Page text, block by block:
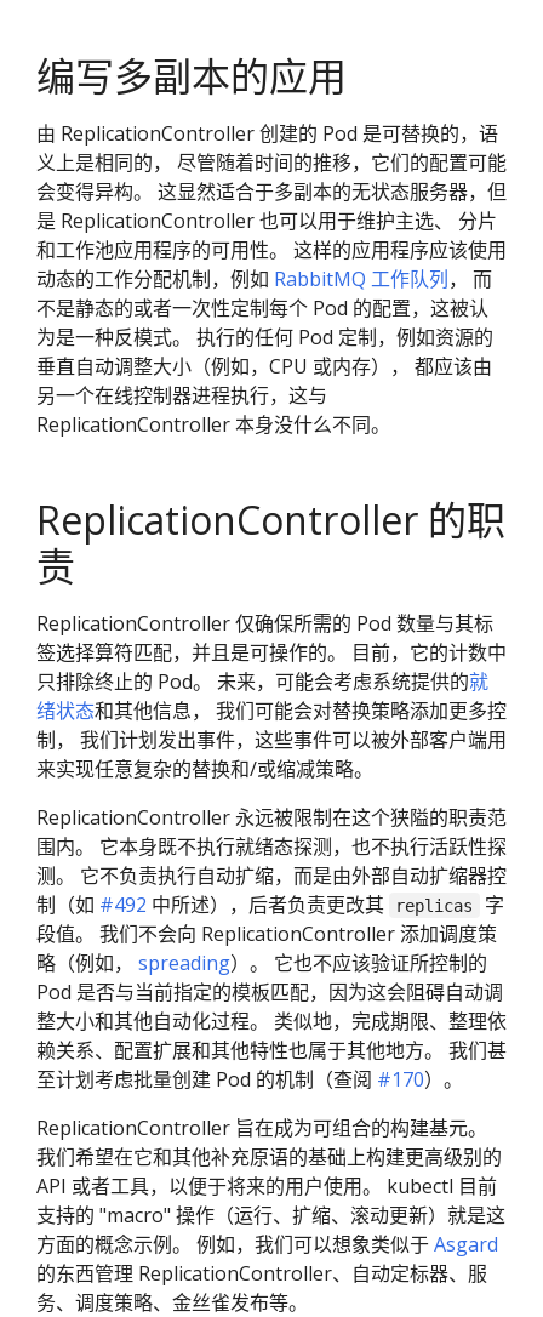
编写多副本的应用
由 ReplicationController 创建的 Pod 是可替换的，语
义上是相同的， 尽管随着时间的推移，它们的配置可能
会变得异构。 这显然适合于多副本的无状态服务器，但
是 ReplicationController 也可以用于维护主选、 分片
和工作池应用程序的可用性。 这样的应用程序应该使用
动态的工作分配机制，例如 RabbitMQ 工作队列， 而
不是静态的或者一次性定制每个 Pod 的配置，这被认
为是一种反模式。 执行的任何 Pod 定制，例如资源的
垂直自动调整大小（例如，CPU 或内存）， 都应该由
另一个在线控制器进程执行，这与
ReplicationController 本身没什么不同。
ReplicationController 的职
责
ReplicationController 仅确保所需的 Pod 数量与其标
签选择算符匹配，并且是可操作的。 目前，它的计数中
只排除终止的 Pod。 未来，可能会考虑系统提供的就
绪状态和其他信息， 我们可能会对替换策略添加更多控
制， 我们计划发出事件，这些事件可以被外部客户端用
来实现任意复杂的替换和/或缩减策略。
ReplicationController 永远被限制在这个狭隘的职责范
围内。 它本身既不执行就绪态探测，也不执行活跃性探
测。 它不负责执行自动扩缩，而是由外部自动扩缩器控
制（如 #492 中所述），后者负责更改其 replicas
字
段值。 我们不会向 ReplicationController 添加调度策
略（例如， spreading）。 它也不应该验证所控制的
Pod 是否与当前指定的模板匹配，因为这会阻碍自动调
整大小和其他自动化过程。 类似地，完成期限、整理依
赖关系、配置扩展和其他特性也属于其他地方。 我们甚
至计划考虑批量创建 Pod 的机制（查阅 #170）。
ReplicationController 旨在成为可组合的构建基元。
我们希望在它和其他补充原语的基础上构建更高级别的
API 或者工具，以便于将来的用户使用。 kubectl 目前
支持的 "macro" 操作（运行、扩缩、滚动更新）就是这
方面的概念示例。 例如，我们可以想象类似于Asgard
的东西管理 ReplicationController、自动定标器、服
务、调度策略、金丝雀发布等。